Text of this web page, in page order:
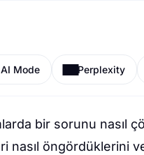
Mode Perplexity
bir sorunu nasıl
nasıl öngördüklerini